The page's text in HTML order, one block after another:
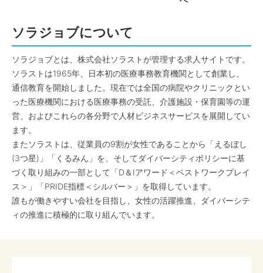
ソラジョブについて
ソラジョブとは、株式会社ソラストが管理する求人サイトです。
ソラストは1965年、日本初の医療事務教育機関として創業し、
通信教育を開始しました。現在では全国の病院やクリニックとい
った医療機関における医療事務の受託、介護施設・保育園等の運
営、およびこれらの各分野で人材ビジネスサービスを展開してい
ます。
またソラストは、従業員の9割が女性であることから「えるぼし
(3つ星)」「くるみん」を、そしてダイバーシティポリシーに基
づく取り組みの一部として「D＆Iアワード＜ベストワークプレイ
ス＞」「PRIDE指標＜シルバー＞」を取得しています。
誰もが働きやすい会社を目指し、女性の活躍推進、ダイバーシテ
ィの推進に積極的に取り組んでいます。